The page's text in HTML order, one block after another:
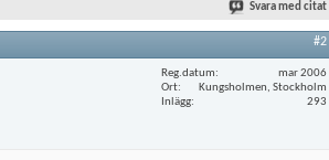
Svara med citat
#2
Reg.datum
mar 2006
Ort
Kungsholmen, Stockholm
Inlägg
293